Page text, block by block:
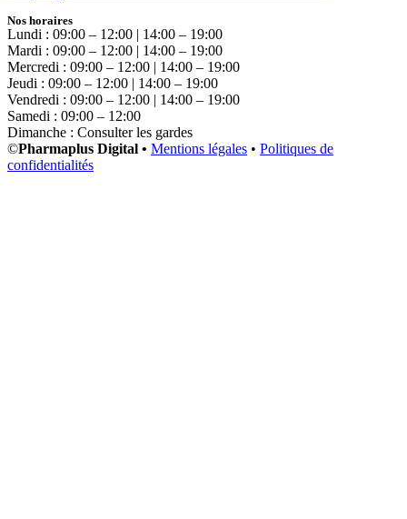
Nos horaires
Lundi : 09:00 – 12:00 | 14:00 – 19:00
Mardi : 09:00 – 12:00 | 14:00 – 19:00
Mercredi : 09:00 – 12:00 | 14:00 – 19:00
Jeudi : 09:00 – 12:00 | 14:00 – 19:00
Vendredi : 09:00 – 12:00 | 14:00 – 19:00
Samedi : 09:00 – 12:00
Dimanche : Consulter les gardes
©Pharmaplus Digital • Mentions légales • Politiques de
confidentialités